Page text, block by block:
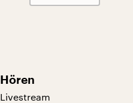
Hören
Livestream